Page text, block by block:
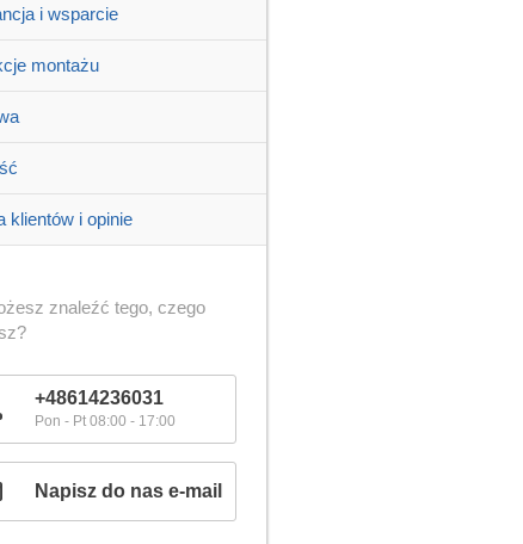
i wsparcie
montażu
klientów i opinie
znaleźć tego, czego
+48614236031
Pon - Pt 08:00 - 17:00
Napisz do nas e-mail